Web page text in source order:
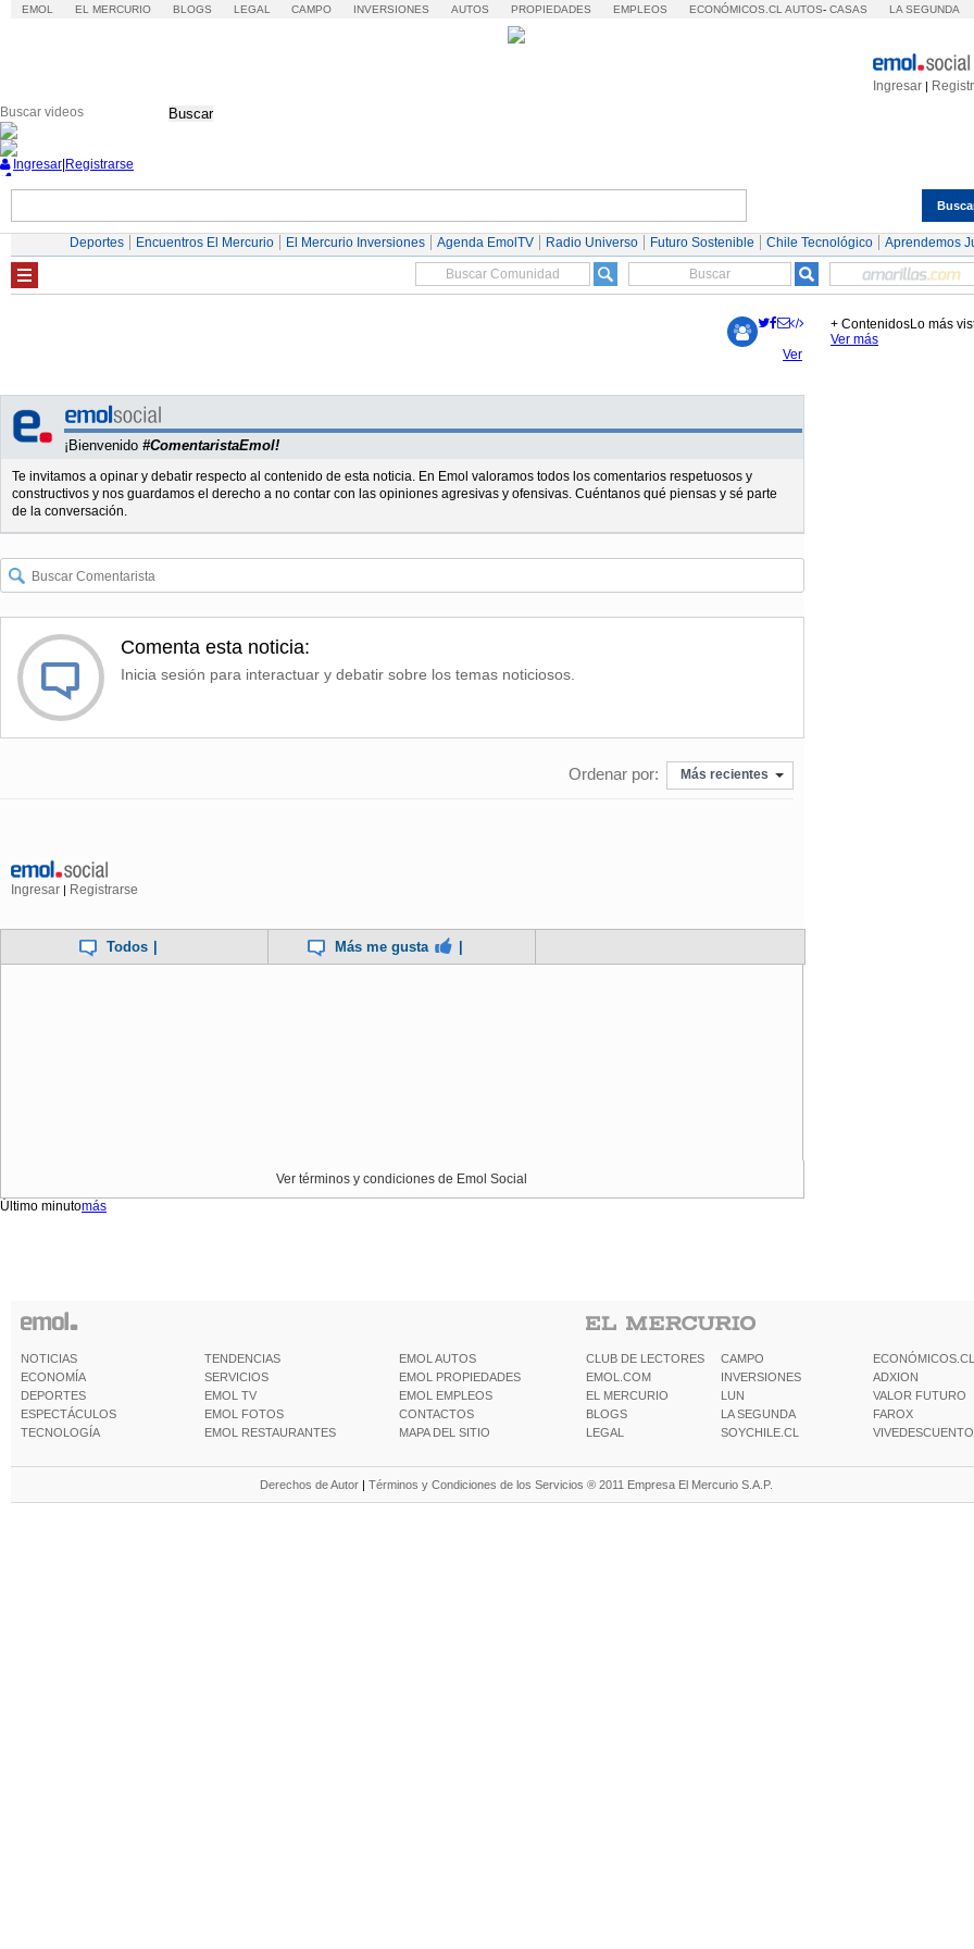
EMOL EL MERCURIO BLOGS LEGAL CAMPO INVERSIONES AUTOS PROPIEDADES EMPLEOS ECONÓMICOS.CL AUTOS- CASAS LA SEGUNDA
Ingresar |
Buscar
Ingresar Registrarse
Deportes Encuentros El Mercurio El Mercurio Inversiones Agenda EmolTV Radio Universo Futuro Sostenible Chile Tecnológico Aprendemos
¡Bienvenido #ComentaristaEmol!
Te invitamos a opinar y debatir respecto al contenido de esta noticia. En Emol valoramos todos los comentarios respetuosos y
constructivos y nos guardamos el derecho a no contar con las opiniones agresivas y ofensivas. Cuéntanos qué piensas y sé parte
de la conversación.
Comenta esta noticia:
Inicia sesión para interactuar y debatir sobre los temas noticiosos.
Ordenar por: Más recientes
Ingresar | Registrarse
Todos | Más me gusta |
Ver términos y condiciones de Emol Social
Último minuto
Ver
más
Lo más
+ Contenidos
Ver más
NOTICIAS
ECONOMÍA
DEPORTES
ESPECTÁCULOS
TECNOLOGÍA
TENDENCIAS
SERVICIOS
EMOL TV
EMOL FOTOS
EMOL RESTAURANTES
EMOL AUTOS
EMOL PROPIEDADES
EMOL EMPLEOS
CONTACTOS
MAPA DEL SITIO
CLUB DE LECTORES
EMOL.COM
EL MERCURIO
BLOGS
LEGAL
CAMPO
INVERSIONES
LUN
LA SEGUNDA
SOYCHILE.CL
ECONÓMICOS.CL
ADXION
VALOR FUTURO
FAROX
Derechos de Autor | Términos y Condiciones de los Servicios ® 2011 Empresa El Mercurio S.A.P.